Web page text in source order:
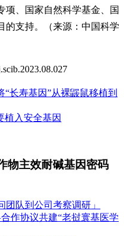
项、国家自然科学基金、国
的支持。（来源：中国科学
“长寿基因”从裸鼹鼠移植到
植入安全基因
物主效耐碱基因密码
团队到公司考察调研」
作协议共建“老挝寰基医学